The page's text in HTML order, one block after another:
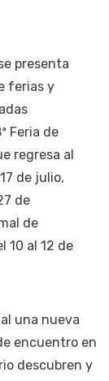
presenta
ferias y
Feria de
regresa al
de julio,
de
de
10 al 12 de
una nueva
encuentro en
descubren y